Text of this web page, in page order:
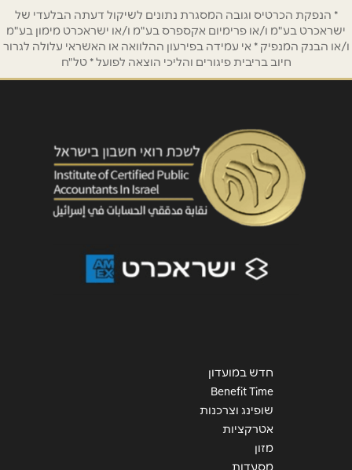
* הנפקת הכרטיס וגובה המסגרת נתונים לשיקול דעתה הבלעדי של
ישראכרט בע"מ ו/או פרימיום אקספרס בע"מ ו/או ישראכרט מימון בע"מ
ו/או הבנק המנפיק * אי עמידה בפירעון ההלוואה או האשראי עלולה לגרור
חיוב בריבית פיגורים והליכי הוצאה לפועל * טל"ח
חדש במועדון
Benefit Time
שופינג וצרכנות
אטרקציות
מזון
מסעדות